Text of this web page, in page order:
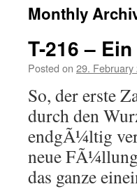
Monthly
T-216 –
Posted on 29. February
So, der erste
durch den
endgÃ¼ltig
neue
das ganze